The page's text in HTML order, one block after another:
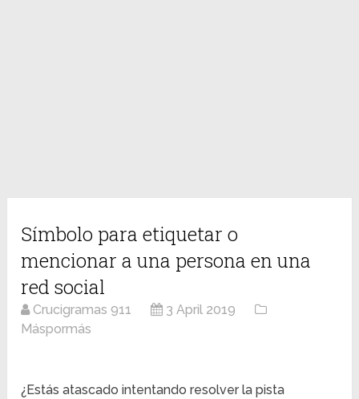
Símbolo para etiquetar o
mencionar a una persona en una
red social
Crucigramas 911
3 April 2019
Máspormás
¿Estás atascado intentando resolver la pista